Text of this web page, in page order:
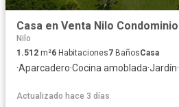
Nilo
1.512 m²6 Habitaciones7 BañosCasa
·Aparcadero·Cocina amoblada·Jardín·
Actualizado hace 3 días